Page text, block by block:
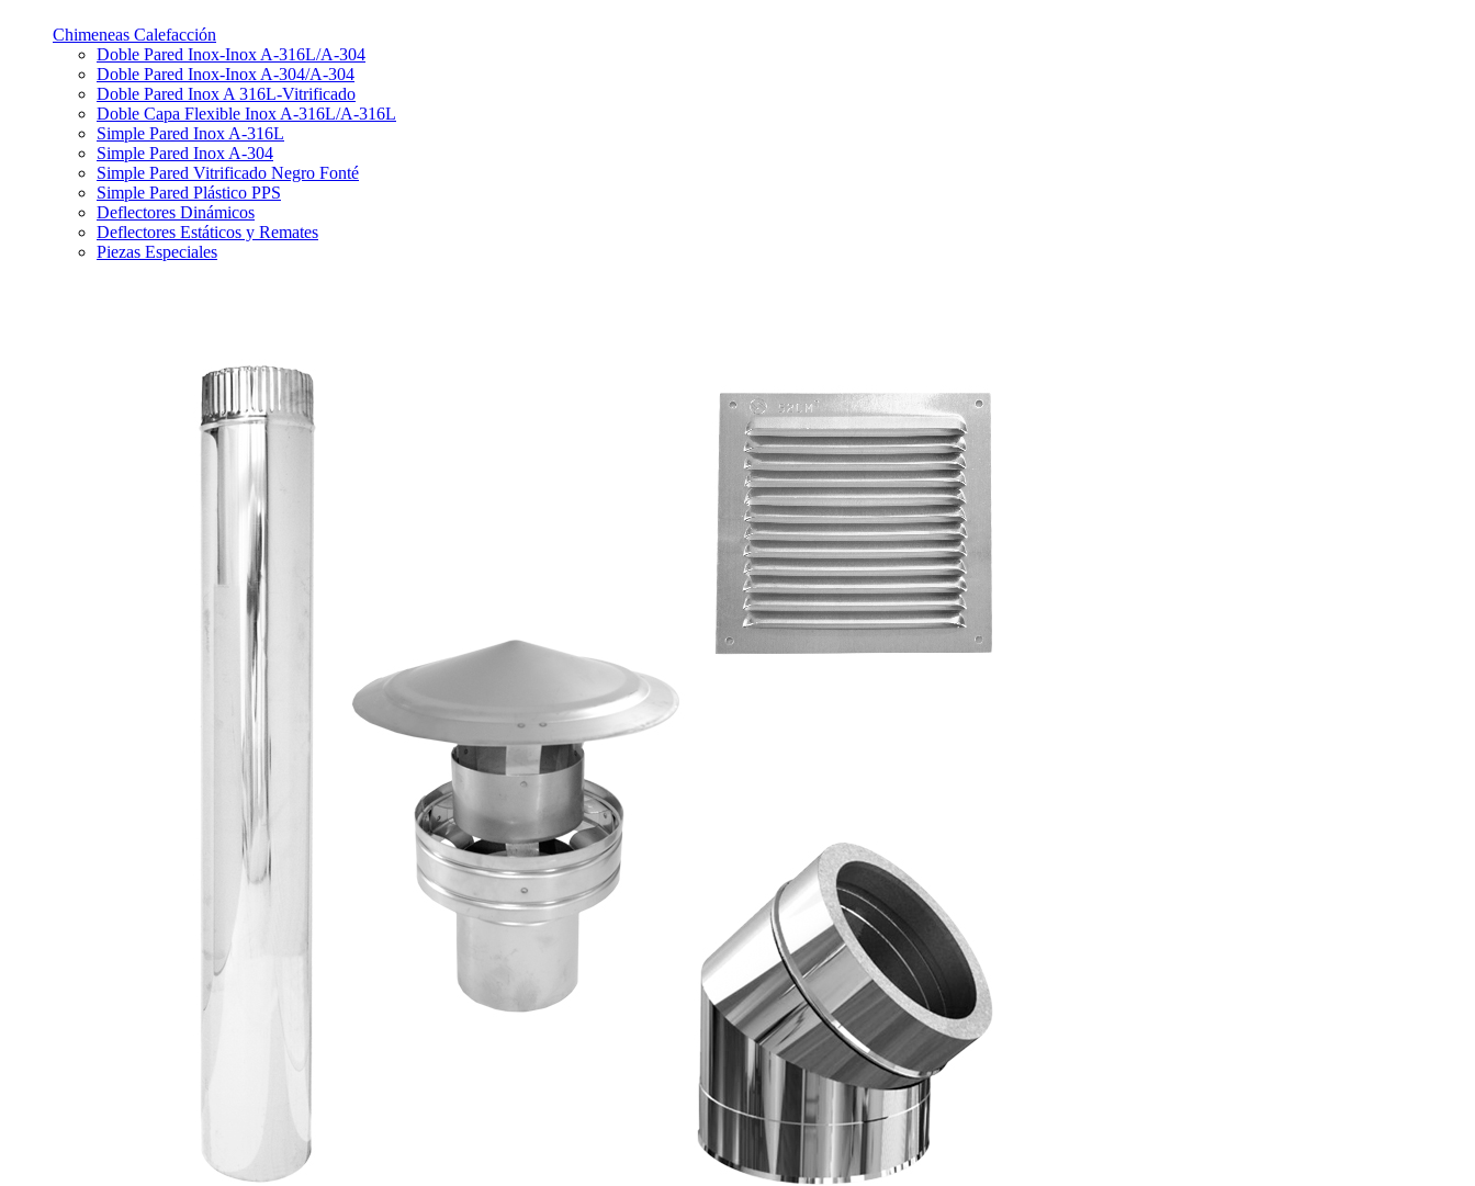
Chimeneas Calefacción
Doble Pared Inox-Inox A-316L/A-304
Doble Pared Inox-Inox A-304/A-304
Doble Pared Inox A 316L-Vitrificado
Doble Capa Flexible Inox A-316L/A-316L
Simple Pared Inox A-316L
Simple Pared Inox A-304
Simple Pared Vitrificado Negro Fonté
Simple Pared Plástico PPS
Deflectores Dinámicos
Deflectores Estáticos y Remates
Piezas Especiales